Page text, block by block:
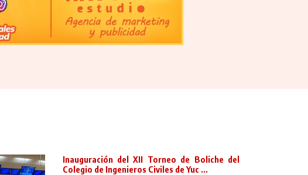
Inauguración del XII Torneo de Boliche del
Colegio de Ingenieros Civiles de Yuc ...